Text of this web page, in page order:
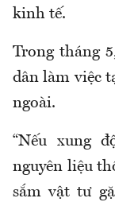
kinh tế.
Trong tháng
dân làm việc
ngoài.
“Nếu xung
nguyên liệu
sắm vật tư